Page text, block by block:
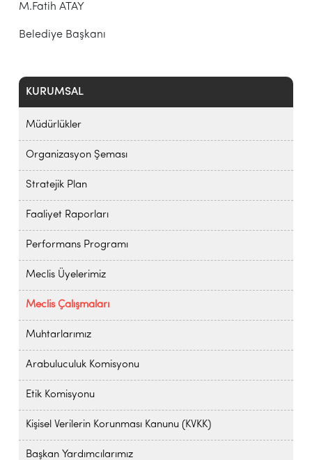
KURUMSAL
Müdürlükler
Organizasyon Şeması
Stratejik Plan
Faaliyet Raporları
Performans Programı
Meclis Üyelerimiz
Meclis Çalışmaları
Muhtarlarımız
Arabuluculuk Komisyonu
Etik Komisyonu
Kişisel Verilerin Korunması Kanunu (KVKK)
Başkan Yardımcılarımız
M.Fatih ATAY
Belediye Başkanı